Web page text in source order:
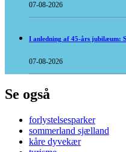
07-08-2026
I anledning af 45-års jubilæum:
07-08-2026
Se også
forlystelsesparker
sommerland sjælland
kåre dyvekær